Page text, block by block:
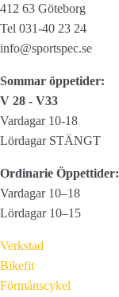
412 63 Göteborg
Tel 031-40 23 24
info@sportspec.se
Sommar öppetider:
V 28 - V33
Vardagar 10-18
Lördagar STÄNGT
Ordinarie Öppettider:
Vardagar 10–18
Lördagar 10–15
Verkstad
Bikefit
Förmånscykel